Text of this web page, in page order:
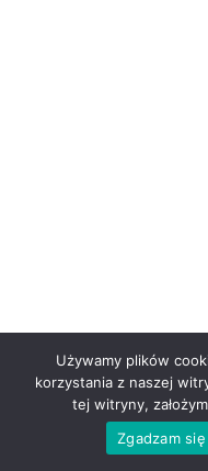
Używamy plików
korzystania z naszej
tej witryny,
Zgadzam się